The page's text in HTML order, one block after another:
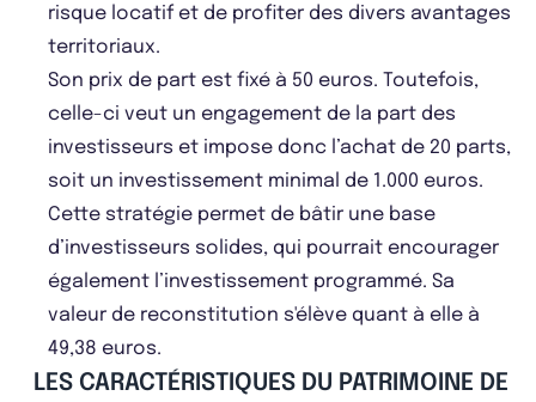
risque locatif et de profiter des divers avantages
territoriaux.
Son prix de part est fixé à 50 euros. Toutefois,
celle-ci veut un engagement de la part des
investisseurs et impose donc l’achat de 20 parts,
soit un investissement minimal de 1.000 euros.
Cette stratégie permet de bâtir une base
d’investisseurs solides, qui pourrait encourager
également l’investissement programmé. Sa
valeur de reconstitution s'élève quant à elle à
49,38 euros.
LES CARACTÉRISTIQUES DU PATRIMOINE DE